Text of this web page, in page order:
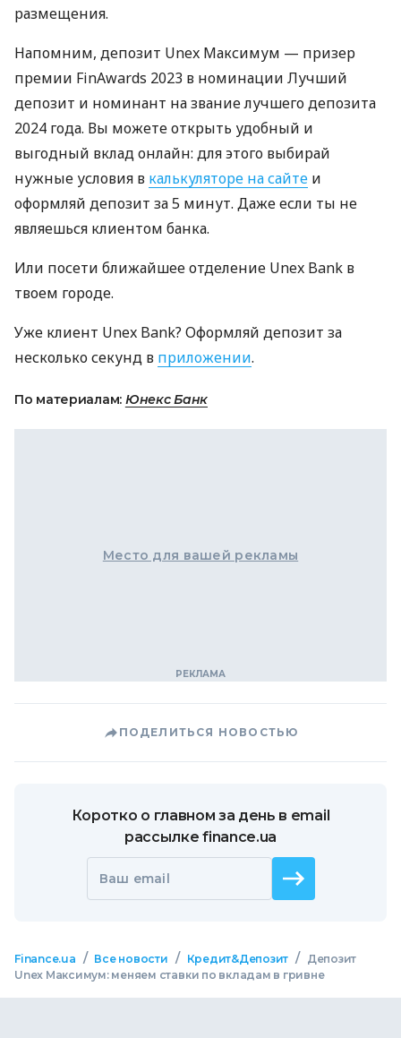
размещения.
Напомним, депозит Unex Максимум — призер
премии FinAwards 2023 в номинации Лучший
депозит и номинант на звание лучшего депозита
2024 года. Вы можете открыть удобный и
выгодный вклад онлайн: для этого выбирай
нужные условия в калькуляторе на сайте и
оформляй депозит за 5 минут. Даже если ты не
являешься клиентом банка.
Или посети ближайшее отделение Unex Bank в
твоем городе.
Уже клиент Unex Bank? Оформляй депозит за
несколько секунд в приложении.
По материалам: Юнекс Банк
Место для вашей рекламы
ПОДЕЛИТЬСЯ НОВОСТЬЮ
Коротко о главном за день в email
рассылке finance.ua
Ваш email
Finance.ua / Все новости / Кредит&Депозит /
Депозит
Unex Максимум: меняем ставки по вкладам в гривне